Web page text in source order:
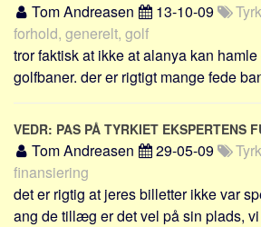
Tom Andreasen 13-10-09
forhold, generelt, golf
tror faktisk at ikke at alanya kan
golfbaner. der er rigtigt mange fede
VEDR: PAS PÅ TYRKIET EKSPERTENS
Tom Andreasen 29-05-09
finansiering
det er rigtig at jeres billetter ikke var
ang de tillæg er det vel på sin plads,